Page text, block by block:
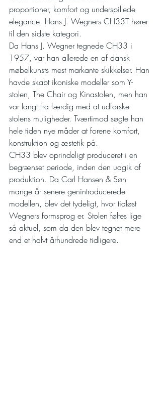
proportioner, komfort og underspillede
elegance. Hans J. Wegners CH33T hører
til den sidste kategori.
Da Hans J. Wegner tegnede CH33 i
1957, var han allerede en af dansk
møbelkunsts mest markante skikkelser. Han
havde skabt ikoniske modeller som Y-
stolen, The Chair og Kinastolen, men han
var langt fra færdig med at udforske
stolens muligheder. Tværtimod søgte han
hele tiden nye måder at forene komfort,
konstruktion og æstetik på.
CH33 blev oprindeligt produceret i en
begrænset periode, inden den udgik af
produktion. Da Carl Hansen & Søn
mange år senere genintroducerede
modellen, blev det tydeligt, hvor tidløst
Wegners formsprog er. Stolen føltes lige
så aktuel, som da den blev tegnet mere
end et halvt århundrede tidligere.